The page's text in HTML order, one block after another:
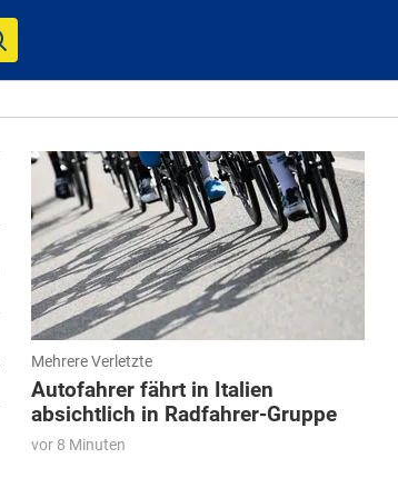
Mehrere Verletzte
Autofahrer fährt in Italien
absichtlich in Radfahrer-Gruppe
vor 8 Minuten